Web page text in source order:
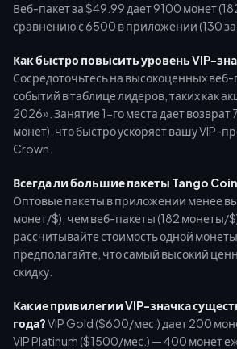
Веб-пакет за $49.99 дает 9100 монет
сравнению с 6500 в приложении (130 за
Как быстро повысить уровень VIP-
Сосредоточьтесь на высокоценных веб-
событий в таблице лидеров, таких как
2026». Занятие 1-го места дает
монет), что быстро ускоряет вашу VIP-
Crown.
Всегда ли большие пакеты Tango
Оптовые пакеты в приложении менее
монет/$), чем веб-пакеты (182 монеты/
рассчитывайте стоимость одной
предполагайте, что самый высокий
скидку.
Какие привилегии VIP-значка
года?VIP Gold ($600/мес.) дает 200
VIP Platinum ($1500/мес.) — 400 монет